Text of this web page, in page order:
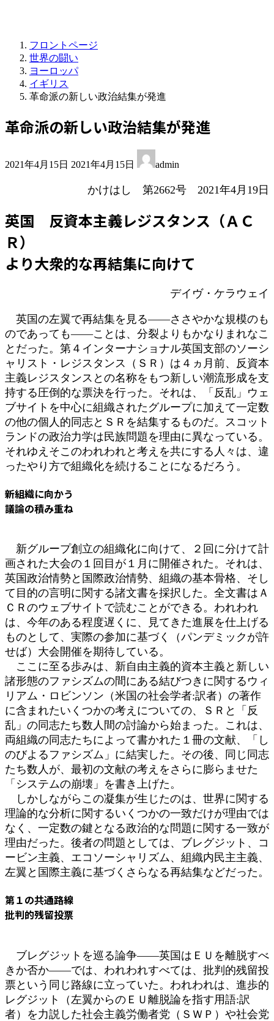
フロントページ
世界の闘い
ヨーロッパ
イギリス
革命派の新しい政治結集が発進
革命派の新しい政治結集が発進
2021年4月15日 終
時
2021年4月15日 admin
かけはし 第2662号 2021年4月19日
英国
反資本主義レジスタンス（ＡＣ
Ｒ）
より大衆的な再結集に向けて
デイヴ・ケラウェイ
英国の左翼で再結集を見る――ささやかな規模のも
のであっても――ことは、分裂よりもかなりまれなこ
とだった。第４インターナショナル英国支部のソーシ
ャリスト・レジスタンス（ＳＲ）は４ヵ月前、反資本
主義レジスタンスとの名称をもつ新しい潮流形成を支
持する圧倒的な票決を行った。それは、「反乱」ウェ
ブサイトを中心に組織されたグループに加えて一定数
の他の個人的同志とＳＲを結集するものだ。スコット
ランドの政治力学は民族問題を理由に異なっている。
それゆえそこのわれわれと考えを共にする人々は、違
ったやり方で組織化を続けることになるだろう。
新組織に向かう
議論の積み重ね
新グループ創立の組織化に向けて、２回に分けて計
画された大会の１回目が１月に開催された。それは、
英国政治情勢と国際政治情勢、組織の基本骨格、そし
て目的の言明に関する諸文書を採択した。全文書はＡ
ＣＲのウェブサイトで読むことができる。われわれ
は、今年のある程度遅くに、見てきた進展を仕上げる
ものとして、実際の参加に基づく（パンデミックが許
せば）大会開催を期待している。
ここに至る歩みは、新自由主義的資本主義と新しい
諸形態のファシズムの間にある結びつきに関するウィ
リアム・ロビンソン（米国の社会学者:訳者）の著作
に含まれたいくつかの考えについての、ＳＲと「反
乱」の同志たち数人間の討論から始まった。これは、
両組織の同志たちによって書かれた１冊の文献、「し
のびよるファシズム」に結実した。その後、同じ同志
たち数人が、最初の文献の考えをさらに膨らませた
「システムの崩壊」を書き上げた。
しかしながらこの凝集が生じたのは、世界に関する
理論的な分析に関するいくつかの一致だけが理由では
なく、一定数の鍵となる政治的な問題に関する一致が
理由だった。後者の問題としては、ブレグジット、コ
ービン主義、エコソーシャリズム、組織内民主主義、
左翼と国際主義に基づくさらなる再結集などだった。
第１の共通路線
批判的残留投票
ブレグジットを巡る論争――英国はＥＵを離脱すべ
きか否か――では、われわれすべては、批判的残留投
票という同じ路線に立っていた。われわれは、進歩的
レグジット（左翼からのＥＵ離脱論を指す用語:訳
者）を力説した社会主義労働者党（ＳＷＰ）や社会党